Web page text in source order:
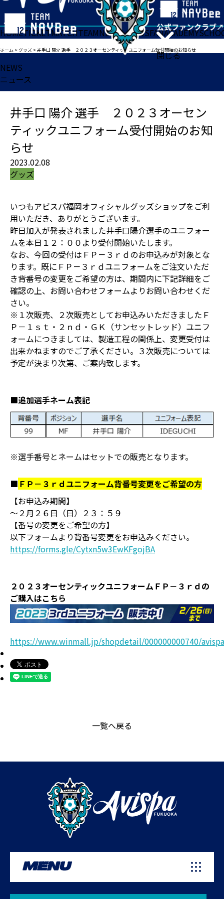
閉じる
HOMETICKETMATCHTEAMNEWSGOODSFANACADEMY
ホーム >グッズ >井手口 陽介 選手 ２０２３オーセンティックユニフォーム受付開始のお知らせ
NEWS
ニュース
井手口 陽介 選手 ２０２３オーセン
ティックユニフォーム受付開始のお知
らせ
2023.02.08
グッズ
いつもアビスパ福岡オフィシャルグッズショップをご利
用いただき、ありがとうございます。
昨日加入が発表されました井手口陽介選手のユニフォー
ムを本日１２：００より受付開始いたします。
なお、今回の受付はＦＰ－３ｒｄのお申込みが対象とな
ります。既にＦＰ－３ｒｄユニフォームをご注文いただ
き背番号の変更をご希望の方は、期間内に下記詳細をご
確認の上、お問い合わせフォームよりお問い合わせくだ
さい。
※１次販売、２次販売としてお申込みいただきましたＦ
Ｐ－１ｓｔ・２ｎｄ・ＧＫ（サンセットレッド）ユニフ
ォームにつきましては、製造工程の関係上、変更受付は
出来かねますのでご了承ください。３次販売については
予定が決まり次第、ご案内致します。
■追加選手ネーム表記
※選手番号とネームはセットでの販売となります。
■ ＦＰ－３ｒｄユニフォーム背番号変更をご希望の方
【お申込み期間】
～２月２６日（日）２３：５９
【番号の変更をご希望の方】
以下フォームより背番号変更をお申込みください。
https://forms.gle/Cytxn5w3EwKFgojBA
２０２３オーセンティックユニフォームＦＰ－３ｒｄの
ご購入はこちら
https://www.winmall.jp/shopdetail/000000000740/
一覧へ戻る
MENU